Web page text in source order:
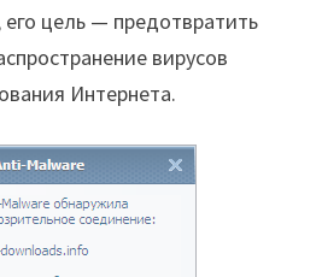
цель — предотвратить
вирусов
Интернета.